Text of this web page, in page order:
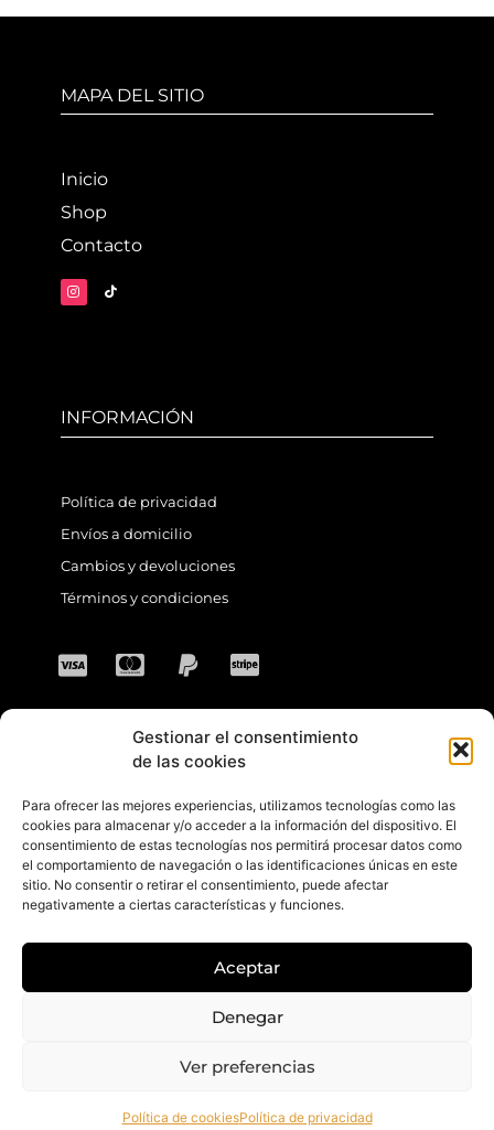
Gestionar el consentimiento
de las cookies
Para ofrecer las mejores experiencias, utilizamos tecnologías como las
cookies para almacenar y/o acceder a la información del dispositivo. El
consentimiento de estas tecnologías nos permitirá procesar datos como
el comportamiento de navegación o las identificaciones únicas en este
sitio. No consentir o retirar el consentimiento, puede afectar
negativamente a ciertas características y funciones.
Aceptar
Denegar
Ver preferencias
Política de cookiesPolítica de privacidad
MAPA DEL SITIO
Inicio
Shop
Contacto
INFORMACIÓN
Política de privacidad
Envíos a domicilio
Cambios y devoluciones
Términos y condiciones
CONTACTO
Dirección: C. Sta. María Magdalena, 14,
41701 Dos Hermanas, Sevilla, España
Teléfono +34 694 46 69 91
hs y 17:30 a 20:30 hs. Sábados de 10:30 a
E-mail: contacto@gretacloset.com
© 2026 Greta Closet. Todos los derechos están reservados.